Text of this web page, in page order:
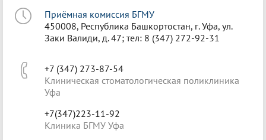
Приёмная комиссия БГМУ
450008, Республика Башкортостан, г. Уфа, ул.
Заки Валиди, д. 47; тел: 8 (347) 272-92-31
+7 (347) 273-87-54
Клиническая стоматологическая поликлиника
Уфа
+7(347)223-11-92
Клиника БГМУ Уфа